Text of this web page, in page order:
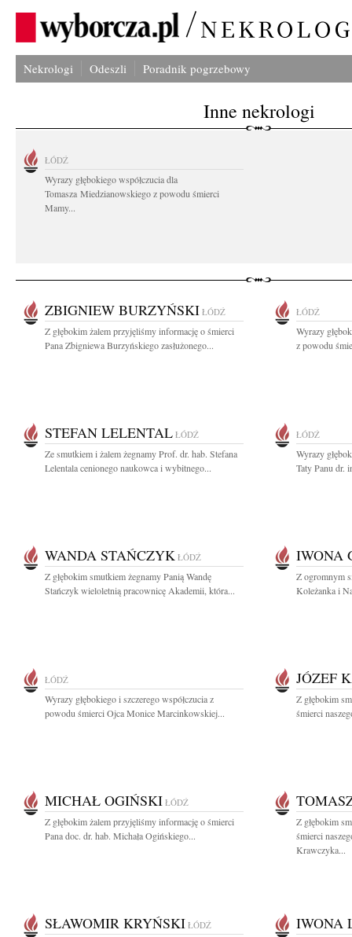
Nekrologi Odeszli Poradnik pogrzebowy
Inne nekrologi
ŁÓDŹ
Wyrazy głębokiego współczucia dla
Tomasza Miedzianowskiego z powodu śmierci
Mamy...
ZBIGNIEW BURZYŃSKI ŁÓDŹ
Z głębokim żalem przyjęliśmy informację o śmierci
Pana Zbigniewa Burzyńskiego zasłużonego...
ŁÓDŹ
Wyrazy
z powodu
STEFAN LELENTAL ŁÓDŹ
Ze smutkiem i żalem żegnamy Prof. dr. hab. Stefana
Lelentala cenionego naukowca i wybitnego...
ŁÓDŹ
Wyrazy
Taty Panu dr.
WANDA STAŃCZYK ŁÓDŹ
Z głębokim smutkiem żegnamy Panią Wandę
Stańczyk wieloletnią pracownicę Akademii, która...
IWONA
Z ogromnym
Koleżanka i
ŁÓDŹ
Wyrazy głębokiego i szczerego współczucia z
powodu śmierci Ojca Monice Marcinkowskiej...
JÓZEF
Z głębokim
śmierci
MICHAŁ OGIŃSKI ŁÓDŹ
Z głębokim żalem przyjęliśmy informację o śmierci
Pana doc. dr. hab. Michała Ogińskiego...
Z głębokim
śmierci
Krawczyka...
SŁAWOMIR KRYŃSKI ŁÓDŹ IWONA